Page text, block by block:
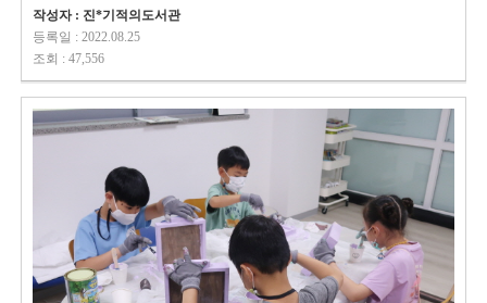
작성자 : 진*기적의도서관
등록일 : 2022.08.25
조회 : 47,556